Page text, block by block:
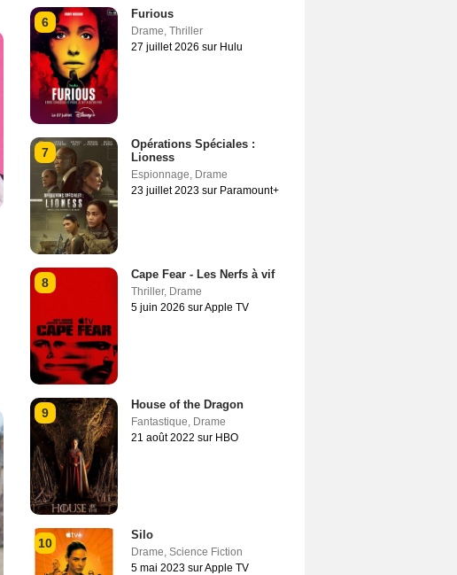
6
Furious
Drame, Thriller
27 juillet 2026 sur Hulu
7
Opérations Spéciales :
Lioness
Espionnage, Drame
23 juillet 2023 sur Paramount+
8
Cape Fear - Les Nerfs à vif
Thriller, Drame
5 juin 2026 sur Apple TV
9
House of the Dragon
Fantastique, Drame
21 août 2022 sur HBO
10
Silo
Drame, Science Fiction
5 mai 2023 sur Apple TV